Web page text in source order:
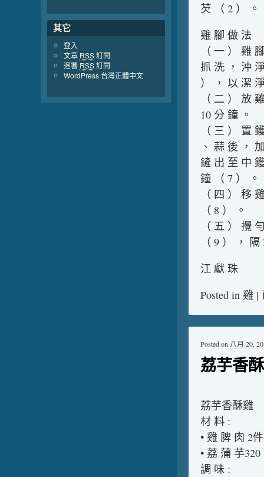
芡 （ 2 ） 。
雞 腳 做 法
（ 一 ） 雞
抓 洗 ， 沖
） ， 以 潔
（ 二 ） 放
10 分 鐘 。
（ 三 ） 置
、 蒜 後 ，
鏟 出 至 中
鐘 （ 7 ） 。
（ 四 ） 移
（ 8 ） 。
（ 五 ） 攪
（ 9 ） ，
江 獻 珠
Posted in 雞 |
荔芋香
Posted on 八月 20,
荔芋香酥雞
材 料 :
• 雞 脾 肉 2件
• 荔 蒲 芋
調 味 :
其它
登入
文章 RSS訂閱
迴響 RSS訂閱
WordPress 台灣正體中文